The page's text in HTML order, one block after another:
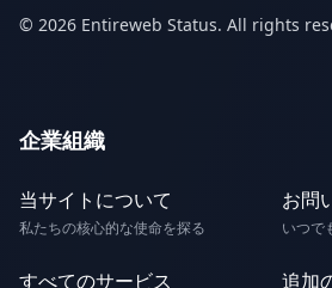
© 2026 Entireweb Status. All rights
企業組織
当サイトについて
私たちの核心的な使命を探る
お問
いつで
すべてのサービス 追加